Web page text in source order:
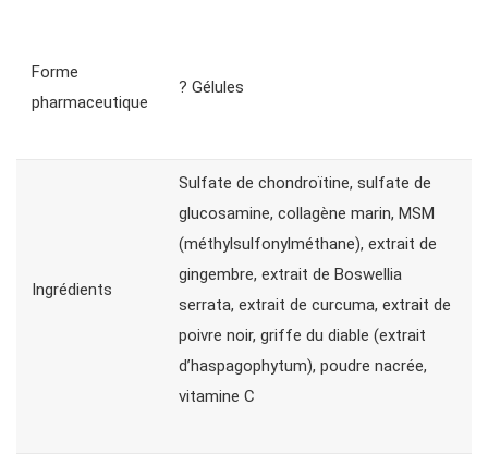
Forme
pharmaceutique
? Gélules
Ingrédients
Sulfate de chondroïtine, sulfate de
glucosamine, collagène marin, MSM
(méthylsulfonylméthane), extrait de
gingembre, extrait de Boswellia
serrata, extrait de curcuma, extrait de
poivre noir, griffe du diable (extrait
d’haspagophytum), poudre nacrée,
vitamine C